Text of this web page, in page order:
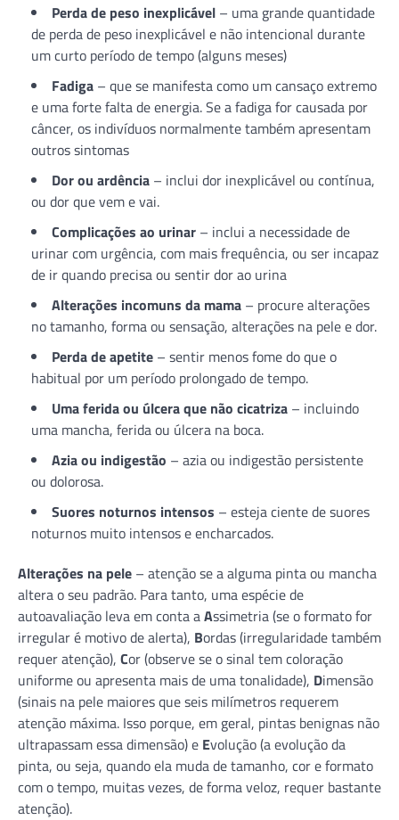
Perda de peso inexplicável – uma grande quantidade
de perda de peso inexplicável e não intencional durante
um curto período de tempo (alguns meses)
Fadiga – que se manifesta como um cansaço extremo
e uma forte falta de energia. Se a fadiga for causada por
câncer, os indivíduos normalmente também apresentam
outros sintomas
Dor ou ardência – inclui dor inexplicável ou contínua,
ou dor que vem e vai.
Complicações ao urinar – inclui a necessidade de
urinar com urgência, com mais frequência, ou ser incapaz
de ir quando precisa ou sentir dor ao urina
Alterações incomuns da mama – procure alterações
no tamanho, forma ou sensação, alterações na pele e dor.
Perda de apetite – sentir menos fome do que o
habitual por um período prolongado de tempo.
Uma ferida ou úlcera que não cicatriza – incluindo
uma mancha, ferida ou úlcera na boca.
Azia ou indigestão – azia ou indigestão persistente
ou dolorosa.
Suores noturnos intensos – esteja ciente de suores
noturnos muito intensos e encharcados.
Alterações na pele – atenção se a alguma pinta ou mancha
altera o seu padrão. Para tanto, uma espécie de
autoavaliação leva em conta aAssimetria (se o formato for
irregular é motivo de alerta), Bordas (irregularidade também
requer atenção), Cor (observe se o sinal tem coloração
uniforme ou apresenta mais de uma tonalidade), Dimensão
(sinais na pele maiores que seis milímetros requerem
atenção máxima. Isso porque, em geral, pintas benignas não
ultrapassam essa dimensão) e Evolução (a evolução da
pinta, ou seja, quando ela muda de tamanho, cor e formato
com o tempo, muitas vezes, de forma veloz, requer bastante
atenção).